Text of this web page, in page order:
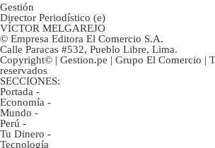
Gestión
Director Periodístico (e)
VÍCTOR MELGAREJO
© Empresa Editora El Comercio S.A.
Calle Paracas #532, Pueblo Libre, Lima.
Copyright© | Gestion.pe | Grupo El Comercio |
reservados
SECCIONES:
Portada -
Economía -
Mundo -
Perú -
Tu Dinero -
Tecnología